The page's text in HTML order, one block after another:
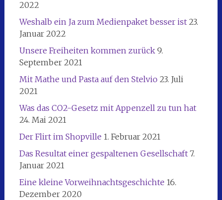
2022
Weshalb ein Ja zum Medienpaket besser ist 23.
Januar 2022
Unsere Freiheiten kommen zurück 9.
September 2021
Mit Mathe und Pasta auf den Stelvio 23. Juli
2021
Was das CO2-Gesetz mit Appenzell zu tun hat
24. Mai 2021
Der Flirt im Shopville 1. Februar 2021
Das Resultat einer gespaltenen Gesellschaft 7.
Januar 2021
Eine kleine Vorweihnachtsgeschichte 16.
Dezember 2020